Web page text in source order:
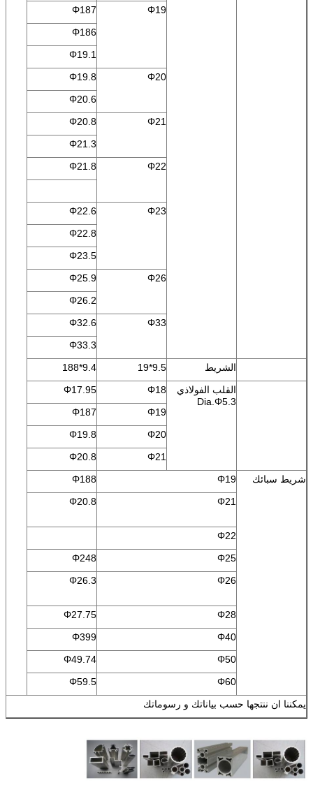
Φ19
Φ187
Φ186
Φ19.1
Φ20
Φ19.8
Φ20.6
Φ21
Φ20.8
Φ21.3
Φ22
Φ21.8
Φ23
Φ22.6
Φ22.8
Φ23.5
Φ26
Φ25.9
Φ26.2
Φ33
Φ32.6
Φ33.3
الشريط
9.5*19
9.4*188
القلب الفولاذي
Dia.Φ5.3
Φ18
Φ17.95
Φ19
Φ187
Φ20
Φ19.8
Φ21
Φ20.8
شريط سبائك
Φ19
Φ188
Φ21
Φ20.8
Φ22
Φ25
Φ248
Φ26
Φ26.3
Φ28
Φ27.75
Φ40
Φ399
Φ50
Φ49.74
Φ60
Φ59.5
يمكننا ان ننتجها حسب بياناتك و رسوماتك